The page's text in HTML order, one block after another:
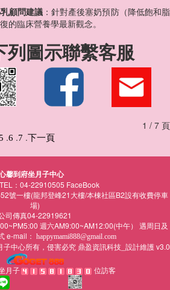
顧問建議 ：針對產後塞奶預防（降低飽和脂
的臨床營養學最新觀念。
列圖示聯繫客服
1 / 7 頁
.6 .7 .下一頁
馨到府坐月子中心
：04-22910505 FaceBook
號一樓(龍邦登峰21大樓/本棟社區B2設有收費停車
場)
司傳真04-22919621
週六AM9:00~AM12:00(中午） 遇周日及
e-mail： happymami888@gmail.com
子中心所有，侵害必究 鼎盈資訊科技_設計維護 v3.0
月子 位訪客